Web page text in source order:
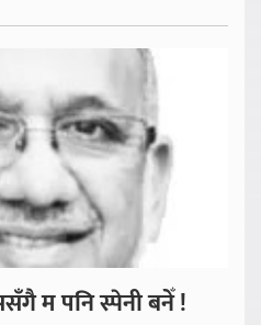
म पनि स्पेनी बनेँ !